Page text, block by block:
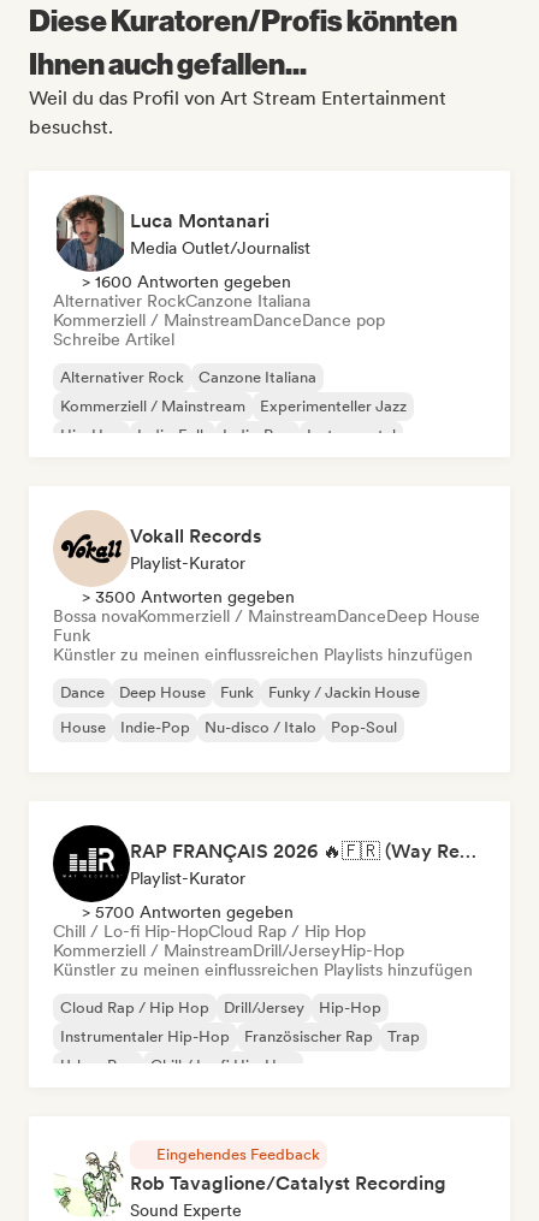
Diese Kuratoren/Profis könnten
Ihnen auch gefallen...
Weil du das Profil von Art Stream Entertainment
besuchst.
Luca Montanari
Media Outlet/Journalist
> 1600 Antworten gegeben
Alternativer RockCanzone Italiana
Kommerziell / MainstreamDanceDance pop
Schreibe Artikel
Alternativer Rock
Canzone Italiana
Kommerziell / Mainstream
Experimenteller Jazz
Hip-Hop
Indie-Folk Indie-Pop Instrumental
Vokall Records
Playlist-Kurator
> 3500 Antworten gegeben
Bossa novaKommerziell / MainstreamDanceDeep House
Funk
Künstler zu meinen einflussreichen Playlists hinzufügen
Dance Deep House Funk
Funky / Jackin House
House
Indie-Pop Nu-disco / Italo Pop-Soul
RAP FRANÇAIS 2026 🔥🇫🇷 (Way Records)
Playlist-Kurator
> 5700 Antworten gegeben
Chill / Lo-fi Hip-HopCloud Rap / Hip Hop
Kommerziell / MainstreamDrill/JerseyHip-Hop
Künstler zu meinen einflussreichen Playlists hinzufügen
Cloud Rap / Hip Hop Drill/Jersey
Hip-Hop
Instrumentaler Hip-Hop
Französischer Rap
Trap
Urban Pop
Chill / Lo-fi Hip-Hop
Eingehendes Feedback
Rob Tavaglione/Catalyst Recording
Sound Experte